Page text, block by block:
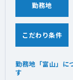
勤務地
こだわり条件
勤務地「富山」に
す